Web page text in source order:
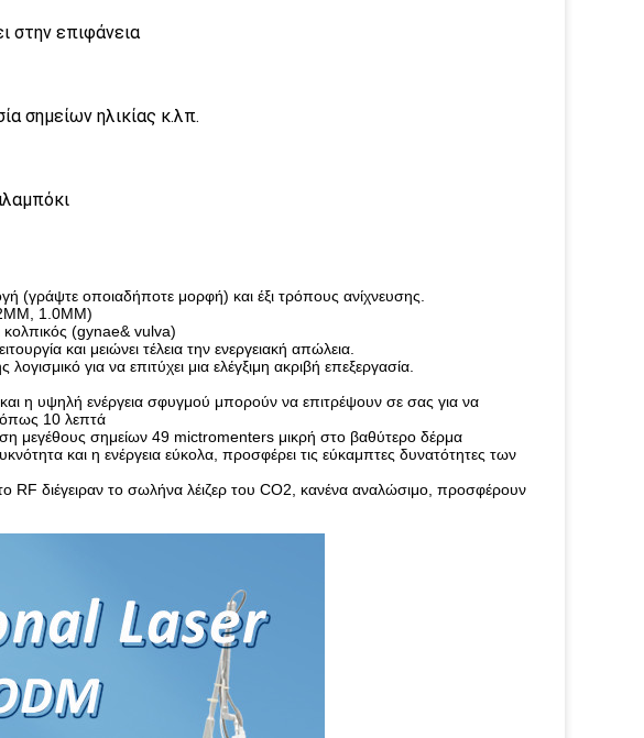
στην επιφάνεια
σημείων ηλικίας κ.λπ.
(γράψτε οποιαδήποτε μορφή) και έξι τρόπους ανίχνευσης.
1.0MM)
(gynae& vulva)
και μειώνει τέλεια την ενεργειακή απώλεια.
για να επιτύχει μια ελέγξιμη ακριβή επεξεργασία.
η υψηλή ενέργεια σφυγμού μπορούν να επιτρέψουν σε σας για να
όπως 10 λεπτά
μεγέθους σημείων 49 mictromenters μικρή στο βαθύτερο δέρμα
και η ενέργεια εύκολα, προσφέρει τις εύκαμπτες δυνατότητες των
RF διέγειραν το σωλήνα λέιζερ του CO2, κανένα αναλώσιμο, προσφέρουν